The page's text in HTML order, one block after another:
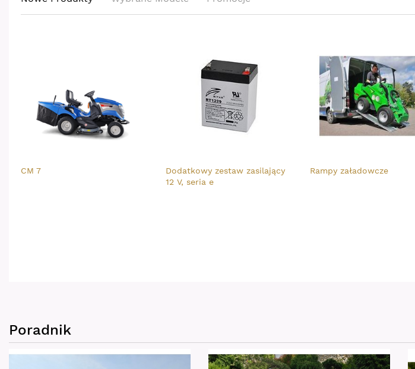
CM 7
Dodatkowy zestaw zasilający
12 V, seria e
Rampy załadowcze
Poradnik